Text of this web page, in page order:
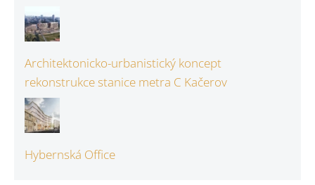
Architektonicko-urbanistický koncept
rekonstrukce stanice metra C Kačerov
Hybernská Office